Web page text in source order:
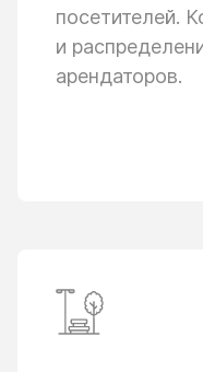
посетителей.
и
арендаторов.